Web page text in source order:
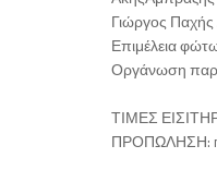
Γιώργος
Επιμέλεια
Οργάνωση
ΤΙΜΕΣ
ΠΡΟΠΩΛΗΣΗ: